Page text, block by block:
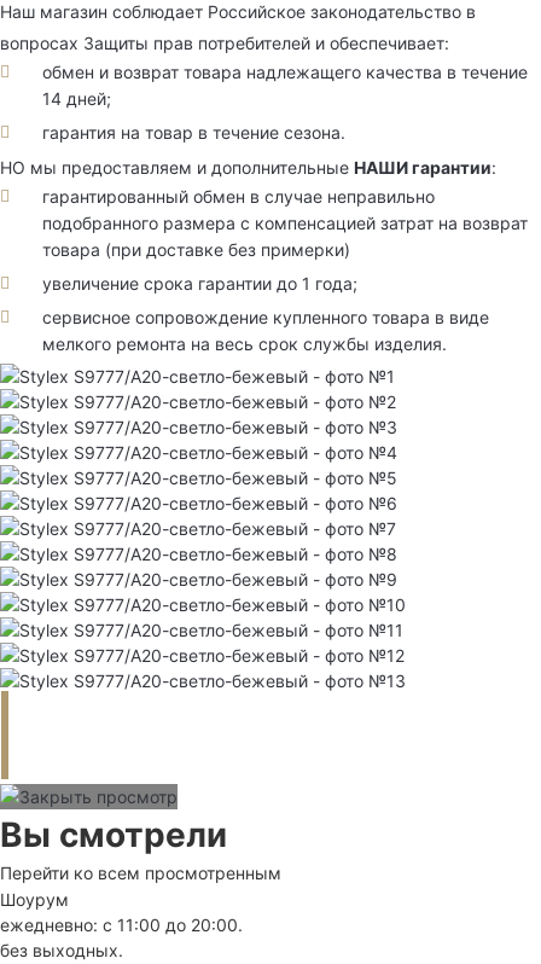
Наш магазин соблюдает Российское законодательство в
вопросах Защиты прав потребителей и обеспечивает:
обмен и возврат товара надлежащего качества в течение
14 дней;
гарантия на товар в течение сезона.
НО мы предоставляем и дополнительные НАШИ гарантии:
гарантированный обмен в случае неправильно
подобранного размера с компенсацией затрат на возврат
товара (при доставке без примерки)
увеличение срока гарантии до 1 года;
сервисное сопровождение купленного товара в виде
мелкого ремонта на весь срок службы изделия.
Вы смотрели
Перейти ко всем просмотренным
Шоурум
ежедневно: с 11:00 до 20:00.
без выходных.